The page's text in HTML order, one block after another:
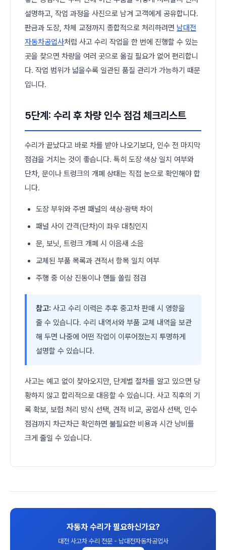
설명하고, 작업 과정을 사진으로 남겨 고객에게 공유합니다.
판금과 도장, 차체 교정까지 종합적으로 처리하려면 남대전
자동차공업사처럼 사고 수리 작업을 한 번에 진행할 수 있는
곳을 찾으면 차량을 여러 곳으로 옮길 필요가 없어 편리합니
다. 작업 범위가 넓을수록 일관된 품질 관리가 가능하기 때문
입니다.
5단계: 수리 후 차량 인수 점검 체크리스트
수리가 끝났다고 바로 차를 받아 나오기보다, 인수 전 마지막
점검을 거치는 것이 좋습니다. 특히 도장 색상 일치 여부와
단차, 문이나 트렁크의 개폐 상태는 직접 눈으로 확인해야 합
니다.
도장 부위와 주변 패널의 색상·광택 차이
패널 사이 간격(단차)이 좌우 대칭인지
문, 보닛, 트렁크 개폐 시 이음새 소음
교체된 부품 목록과 견적서 항목 일치 여부
주행 중 이상 진동이나 핸들 쏠림 점검
참고: 사고 수리 이력은 추후 중고차 판매 시 영향을
줄 수 있습니다. 수리 내역서와 부품 교체 내역을 보관
해 두면 나중에 어떤 작업이 이루어졌는지 투명하게
설명할 수 있습니다.
사고는 예고 없이 찾아오지만, 단계별 절차를 알고 있으면 당
황하지 않고 합리적으로 대응할 수 있습니다. 사고 직후의 기
록 확보, 보험 처리 방식 선택, 견적 비교, 공업사 선택, 인수
점검까지 차근차근 확인하면 불필요한 비용과 시간 낭비를
크게 줄일 수 있습니다.
자동차 수리가 필요하신가요?
대전 사고차 수리 전문 - 남대전자동차공업사